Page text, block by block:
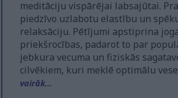
meditāciju vispārējai labsajūtai.
piedzīvo uzlabotu elastību un
relaksāciju. Pētījumi apstiprina
priekšrocības, padarot to par
jebkura vecuma un fiziskās
cilvēkiem, kuri meklē optimālu
vairāk...